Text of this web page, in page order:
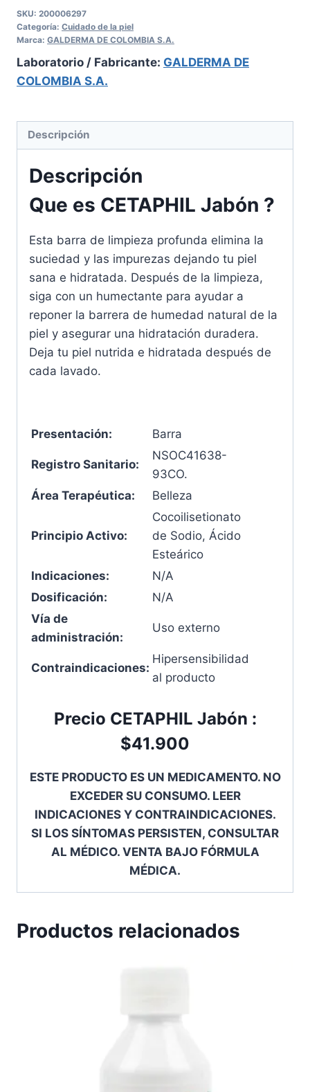
SKU: 200006297
Categoría: Cuidado de la piel
Marca: GALDERMA DE COLOMBIA S.A.
Laboratorio / Fabricante: GALDERMA DE
COLOMBIA S.A.
Descripción
Descripción
Que es CETAPHIL Jabón ?
Esta barra de limpieza profunda elimina la
suciedad y las impurezas dejando tu piel
sana e hidratada. Después de la limpieza,
siga con un humectante para ayudar a
reponer la barrera de humedad natural de la
piel y asegurar una hidratación duradera.
Deja tu piel nutrida e hidratada después de
cada lavado.
Presentación: Barra
Registro Sanitario:
NSOC41638-
93CO.
Área Terapéutica:
Belleza
Principio Activo:
Cocoilisetionato
de Sodio, Ácido
Esteárico
Indicaciones:
N/A
Dosificación:
N/A
Vía de
administración:
Uso externo
Contraindicaciones:
Hipersensibilidad
al producto
Precio CETAPHIL Jabón :
$41.900
ESTE PRODUCTO ES UN MEDICAMENTO. NO
EXCEDER SU CONSUMO. LEER
INDICACIONES Y CONTRAINDICACIONES.
SI LOS SÍNTOMAS PERSISTEN, CONSULTAR
AL MÉDICO. VENTA BAJO FÓRMULA
MÉDICA.
Productos relacionados